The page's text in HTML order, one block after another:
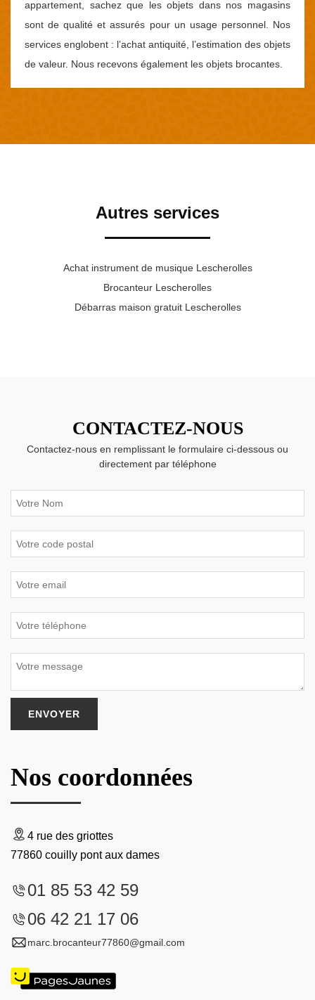
appartement, sachez que les objets dans nos magasins
sont de qualité et assurés pour un usage personnel. Nos
services englobent : l’achat antiquité, l’estimation des objets
de valeur. Nous recevons également les objets brocantes.
Autres services
Achat instrument de musique Lescherolles
Brocanteur Lescherolles
Débarras maison gratuit Lescherolles
CONTACTEZ-NOUS
Contactez-nous en remplissant le formulaire ci-dessous ou
directement par téléphone
Nos coordonnées
4 rue des griottes
77860 couilly pont aux dames
01 85 53 42 59
06 42 21 17 06
marc.brocanteur77860@gmail.com